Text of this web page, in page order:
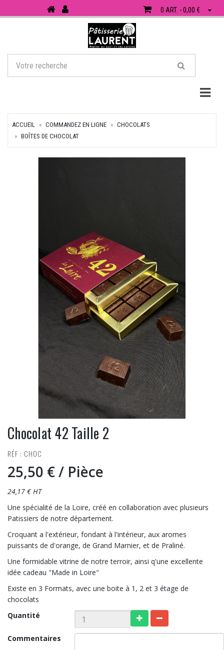
0 ART. - 0,00 €
ACCUEIL COMMANDEZ EN LIGNE
CHOCOLATS
BOÎTES DE CHOCOLAT
Chocolat 42 Taille 2
RÉF : CHOC
25,50 €/ Pièce
24,17 € HT
Une spécialité de la Loire, créé en collaboration avec plusieurs
Patissiers de notre département.
Croquant a l'extérieur, fondant à l'intérieur, aux aromes
puissants de d'orange, de Grand Marnier, et de Praliné.
Une formidable vitrine de notre terroir, ainsi q'une excellente
idée cadeau "Made in Loire"
Existe en 3 Formats, avec une boite à 1, 2 et 3 étage de
chocolats
Quantité
Commentaires